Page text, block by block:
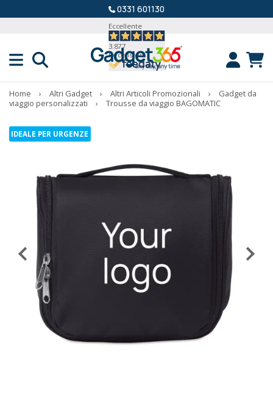
0331 601130
Eccellente
3.877
Recensioni
Home › Altri Gadget › Altri Articoli Promozionali ›
Gadget da
viaggio personalizzati
› Trousse da viaggio BAGOMATIC
IDEALE PER URGENZE